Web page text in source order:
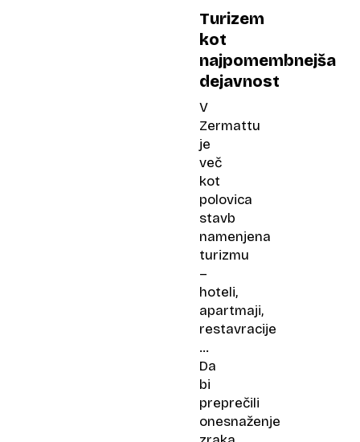
Turizem
kot
najpomembnejša
dejavnost
V
Zermattu
je
več
kot
polovica
stavb
namenjena
turizmu
–
hoteli,
apartmaji,
restavracije
…
Da
bi
preprečili
onesnaženje